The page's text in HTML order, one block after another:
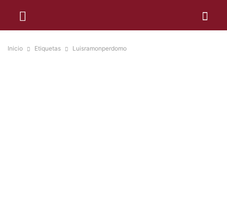
Inicio Etiquetas Luisramonperdomo